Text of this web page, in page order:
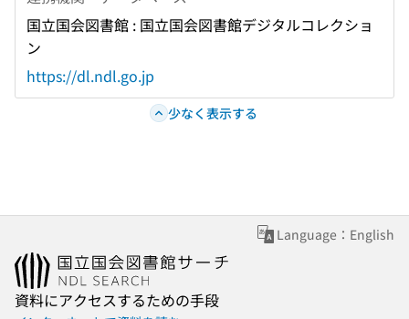
国立国会図書館 : 国立国会図書館デジタルコレクショ
ン
https://dl.ndl.go.jp
少なく表示する
Language：English
資料にアクセスするための手段